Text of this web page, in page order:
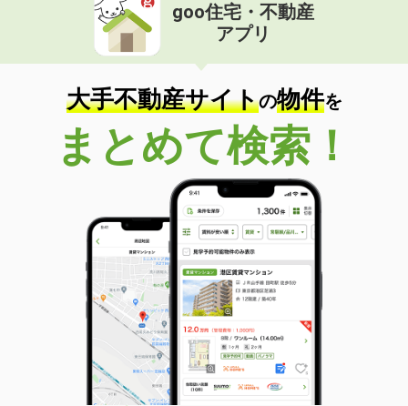
goo住宅・不動産
アプリ
大手不動産サイトの物件を
まとめて検索！